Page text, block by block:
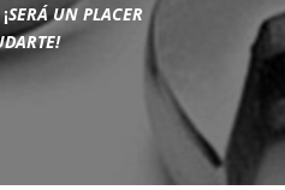
¡SERÁ UN PLACER